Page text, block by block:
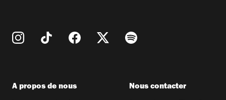
A propos de nous Nous contacter